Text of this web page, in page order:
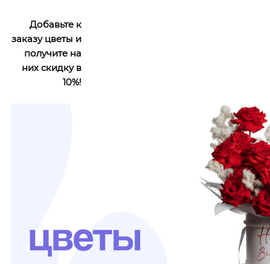
Добавьте к
заказу цветы и
получите на
них скидку в
10%!